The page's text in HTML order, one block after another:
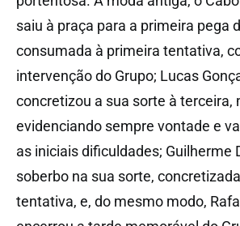
saiu à praça para a primeira pega
consumada à primeira tentativa,
intervenção do Grupo; Lucas
concretizou a sua sorte à terceira,
evidenciando sempre vontade e
as iniciais dificuldades; Guilherme
soberbo na sua sorte,
tentativa, e, do mesmo modo,